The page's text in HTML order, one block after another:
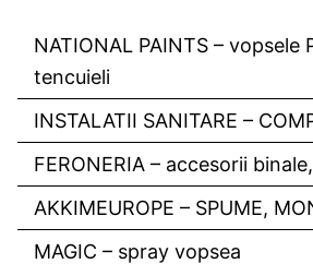
NATIONAL PAINTS – vopsele
tencuieli
INSTALATII SANITARE –
FERONERIA – accesorii
AKKIMEUROPE – SPUME,
MAGIC – spray vopsea